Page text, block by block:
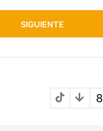
SIGUIENTE